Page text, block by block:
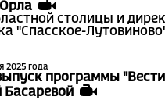
столицы и
"Спасское-
2025 года
программы
Басаревой